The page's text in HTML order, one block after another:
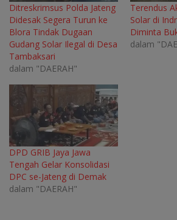
Ditreskrimsus Polda Jateng
Didesak Segera Turun ke
Blora Tindak Dugaan
Gudang Solar Ilegal di Desa
Tambaksari
dalam "DAERAH"
Terendus
Solar di
Diminta
dalam
DPD GRIB Jaya Jawa
Tengah Gelar Konsolidasi
DPC se-Jateng di Demak
dalam "DAERAH"